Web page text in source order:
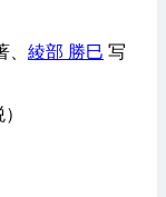
、 綾部 勝巳 写